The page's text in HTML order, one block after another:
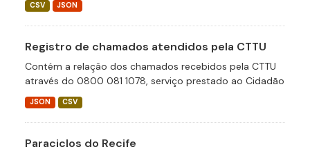
CSV JSON
Registro de chamados atendidos pela CTTU
Contém a relação dos chamados recebidos pela CTTU
através do 0800 081 1078, serviço prestado ao Cidadão
JSON CSV
Paraciclos do Recife